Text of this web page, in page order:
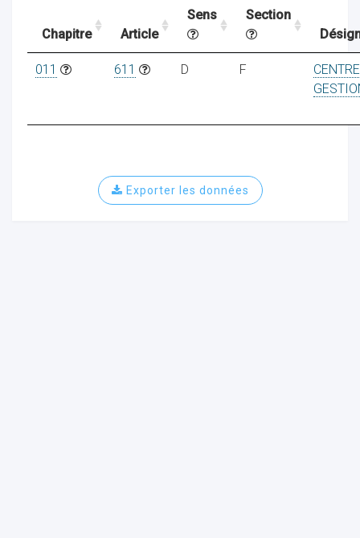
Chapitre Article
Sens
Section
011 611 D F
Exporter les données